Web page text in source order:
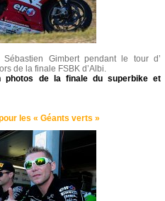
Gimbert pendant le tour d’
de la finale FSBK d’Albi.
photos de la finale du superbike et
les « Géants verts »